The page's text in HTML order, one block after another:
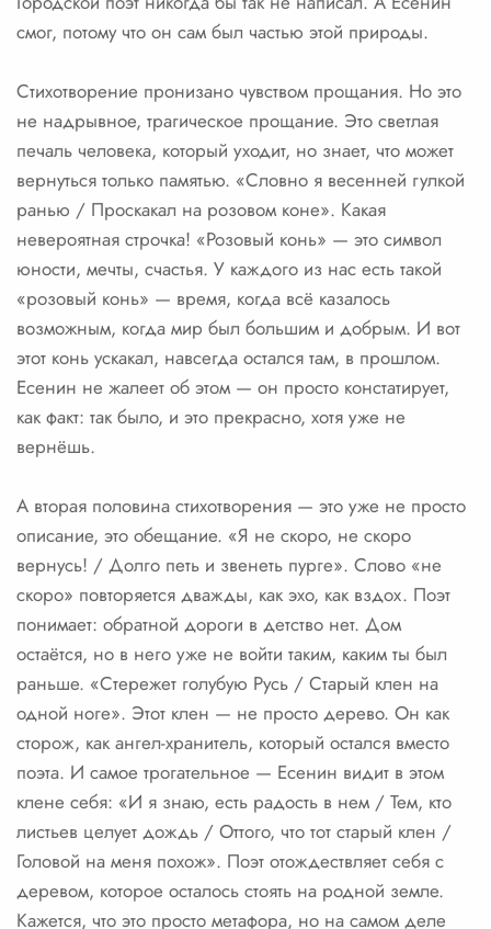
смог, потому что он сам был частью этой природы.
Стихотворение пронизано чувством прощания. Но это
не надрывное, трагическое прощание. Это светлая
печаль человека, который уходит, но знает, что может
вернуться только памятью. «Словно я весенней гулкой
ранью / Проскакал на розовом коне». Какая
невероятная строчка! «Розовый конь» — это символ
юности, мечты, счастья. У каждого из нас есть такой
«розовый конь» — время, когда всё казалось
возможным, когда мир был большим и добрым. И вот
этот конь ускакал, навсегда остался там, в прошлом.
Есенин не жалеет об этом — он просто констатирует,
как факт: так было, и это прекрасно, хотя уже не
вернёшь.
А вторая половина стихотворения — это уже не просто
описание, это обещание. «Я не скоро, не скоро
вернусь! / Долго петь и звенеть пурге». Слово «не
скоро» повторяется дважды, как эхо, как вздох. Поэт
понимает: обратной дороги в детство нет. Дом
остаётся, но в него уже не войти таким, каким ты был
раньше. «Стережет голубую Русь / Старый клен на
одной ноге». Этот клен — не просто дерево. Он как
сторож, как ангел-хранитель, который остался вместо
поэта. И самое трогательное — Есенин видит в этом
клене себя: «И я знаю, есть радость в нем / Тем, кто
листьев целует дождь / Оттого, что тот старый клен /
Головой на меня похож». Поэт отождествляет себя с
деревом, которое осталось стоять на родной земле.
Кажется, что это просто метафора, но на самом деле